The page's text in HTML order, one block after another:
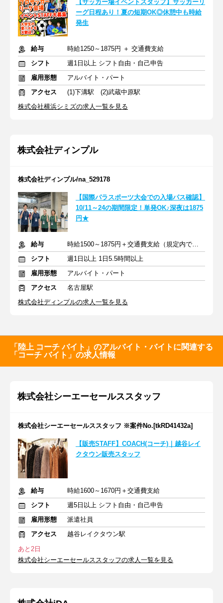
【サッカー場イベントスタッフ】サッカーリ
ーグ日程あり！夏の短期OK◎休憩中も時給
発生
給与
時給1250～1875円 ＋ 交通費支給
シフト
週1日以上 シフト自由・自己申告
雇用形態
アルバイト・パート
アクセス
(1)下溝駅 (2)武蔵中原駅
株式会社横浜シミズの求人一覧を見る
株式会社ディンプル
株式会社ディンプル/na_529178
【国際パラスポーツ大会での入場パス確認】
10/11～24の期間限定！単発OK♪深夜は1875
円★
給与
時給1500～1875円＋交通費支給（規定内で全額支給）
シフト
週1日以上 1日5.5時間以上
雇用形態
アルバイト・パート
アクセス
名古屋駅
株式会社ディンプルの求人一覧を見る
「陸上 コーチ バイト」のアルバイト・バイトに関連する
「コーチ バイト」の求人情報
株式会社シーエーセールススタッフ
株式会社シーエーセールススタッフ ※案件No.[tkRD41432a]
【販売STAFF】COACH(コーチ)｜越谷レイ
クタウン販売スタッフ
給与
時給1600～1670円＋交通費支給
シフト
週5日以上 シフト自由・自己申告
雇用形態
派遣社員
アクセス
越谷レイクタウン駅
あと2日
株式会社シーエーセールススタッフの求人一覧を見る